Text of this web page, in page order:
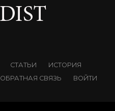
СТАТЬИ
ИСТОРИЯ
ОБРАТНАЯ СВЯЗЬ ВОЙТИ